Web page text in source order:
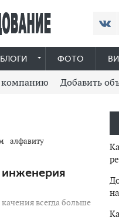
БЛОГИ ФОТО
компанию Добавить
алфавиту
всегда больше